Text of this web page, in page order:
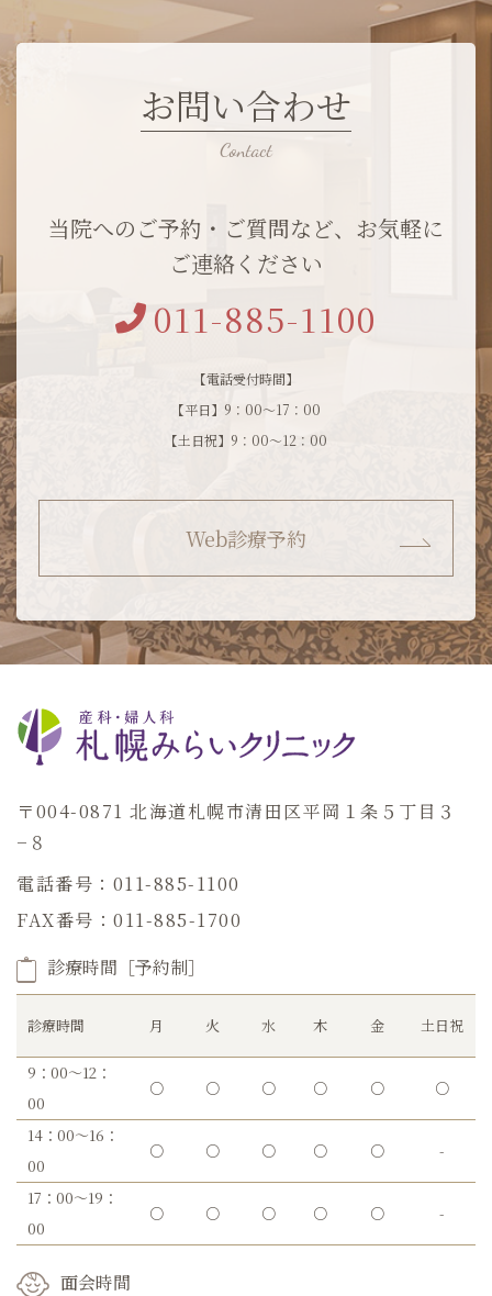
お問い合わせ
当院へのご予約・ご質問など、お気軽に
ご連絡ください
011-885-1100
【電話受付時間】
【平日】9：00～17：00
【土日祝】9：00～12：00
Web診療予約
〒004-0871 北海道札幌市清田区平岡１条５丁目３
−８
電話番号：011-885-1100
FAX番号：011-885-1700
診療時間［予約制］
診療時間 月 火 水 木 金 土日祝
9：00～12：
00
○ ○ ○ ○ ○ ○
14：00～16：
00
○ ○ ○ ○ ○ -
17：00～19：
00
○ ○ ○ ○ ○ -
面会時間